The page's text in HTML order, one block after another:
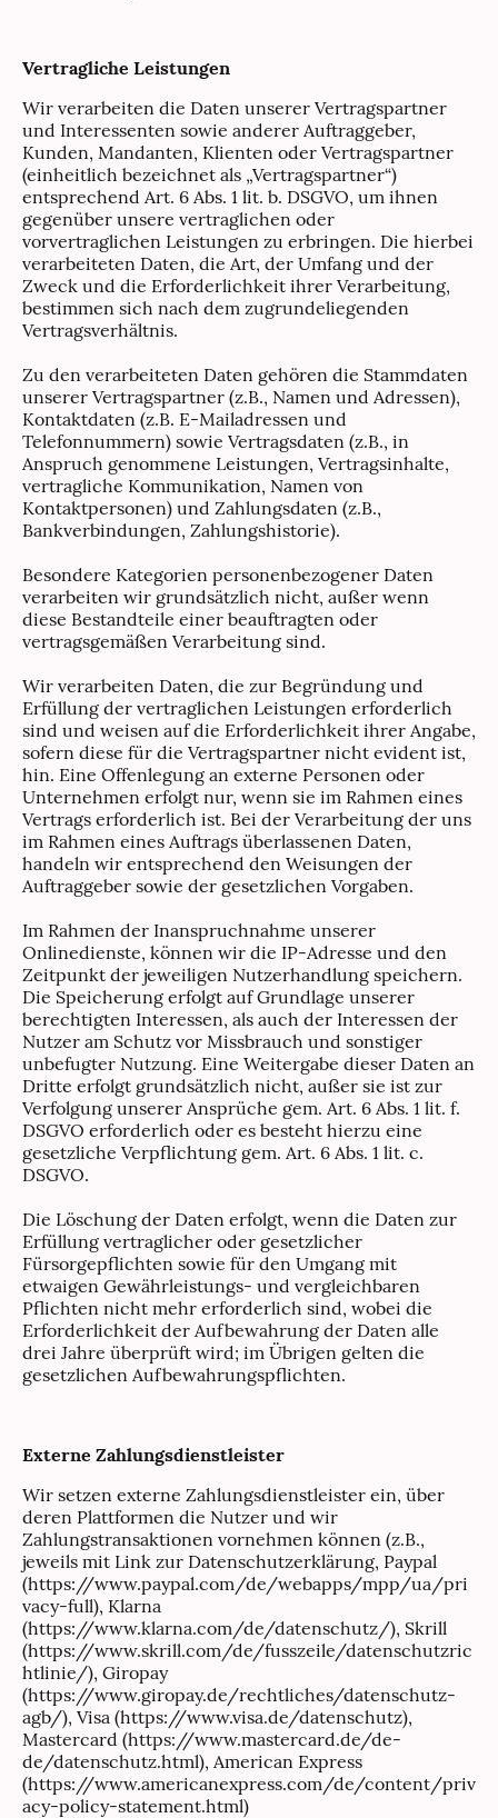
Vertragliche Leistungen
Wir verarbeiten die Daten unserer Vertragspartner
und Interessenten sowie anderer Auftraggeber,
Kunden, Mandanten, Klienten oder Vertragspartner
(einheitlich bezeichnet als „Vertragspartner“)
entsprechend Art. 6 Abs. 1 lit. b. DSGVO, um ihnen
gegenüber unsere vertraglichen oder
vorvertraglichen Leistungen zu erbringen. Die hierbei
verarbeiteten Daten, die Art, der Umfang und der
Zweck und die Erforderlichkeit ihrer Verarbeitung,
bestimmen sich nach dem zugrundeliegenden
Vertragsverhältnis.
Zu den verarbeiteten Daten gehören die Stammdaten
unserer Vertragspartner (z.B., Namen und Adressen),
Kontaktdaten (z.B. E-Mailadressen und
Telefonnummern) sowie Vertragsdaten (z.B., in
Anspruch genommene Leistungen, Vertragsinhalte,
vertragliche Kommunikation, Namen von
Kontaktpersonen) und Zahlungsdaten (z.B.,
Bankverbindungen, Zahlungshistorie).
Besondere Kategorien personenbezogener Daten
verarbeiten wir grundsätzlich nicht, außer wenn
diese Bestandteile einer beauftragten oder
vertragsgemäßen Verarbeitung sind.
Wir verarbeiten Daten, die zur Begründung und
Erfüllung der vertraglichen Leistungen erforderlich
sind und weisen auf die Erforderlichkeit ihrer Angabe,
sofern diese für die Vertragspartner nicht evident ist,
hin. Eine Offenlegung an externe Personen oder
Unternehmen erfolgt nur, wenn sie im Rahmen eines
Vertrags erforderlich ist. Bei der Verarbeitung der uns
im Rahmen eines Auftrags überlassenen Daten,
handeln wir entsprechend den Weisungen der
Auftraggeber sowie der gesetzlichen Vorgaben.
Im Rahmen der Inanspruchnahme unserer
Onlinedienste, können wir die IP-Adresse und den
Zeitpunkt der jeweiligen Nutzerhandlung speichern.
Die Speicherung erfolgt auf Grundlage unserer
berechtigten Interessen, als auch der Interessen der
Nutzer am Schutz vor Missbrauch und sonstiger
unbefugter Nutzung. Eine Weitergabe dieser Daten an
Dritte erfolgt grundsätzlich nicht, außer sie ist zur
Verfolgung unserer Ansprüche gem. Art. 6 Abs. 1 lit. f.
DSGVO erforderlich oder es besteht hierzu eine
gesetzliche Verpflichtung gem. Art. 6 Abs. 1 lit. c.
DSGVO.
Die Löschung der Daten erfolgt, wenn die Daten zur
Erfüllung vertraglicher oder gesetzlicher
Fürsorgepflichten sowie für den Umgang mit
etwaigen Gewährleistungs- und vergleichbaren
Pflichten nicht mehr erforderlich sind, wobei die
Erforderlichkeit der Aufbewahrung der Daten alle
drei Jahre überprüft wird; im Übrigen gelten die
gesetzlichen Aufbewahrungspflichten.
Externe Zahlungsdienstleister
Wir setzen externe Zahlungsdienstleister ein, über
deren Plattformen die Nutzer und wir
Zahlungstransaktionen vornehmen können (z.B.,
jeweils mit Link zur Datenschutzerklärung, Paypal
(https://www.paypal.com/de/webapps/mpp/ua/pri
vacy-full), Klarna
(https://www.klarna.com/de/datenschutz/), Skrill
(https://www.skrill.com/de/fusszeile/datenschutzric
htlinie/), Giropay
(https://www.giropay.de/rechtliches/datenschutz-
agb/), Visa (https://www.visa.de/datenschutz),
Mastercard (https://www.mastercard.de/de-
de/datenschutz.html), American Express
(https://www.americanexpress.com/de/content/priv
acy-policy-statement.html)